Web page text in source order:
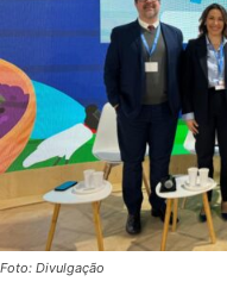
Foto: Divulgação